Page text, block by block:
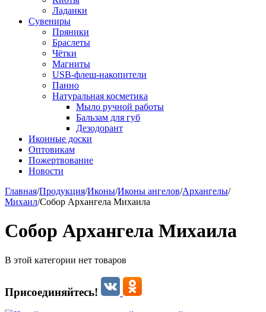
Ладанки
Сувениры
Пряники
Браслеты
Чётки
Магниты
USB-флеш-накопители
Панно
Натуральная косметика
Мыло ручной работы
Бальзам для губ
Дезодорант
Иконные доски
Оптовикам
Пожертвование
Новости
Главная/Продукция/Иконы/Иконы ангелов/Архангелы/
Михаил/Собор Архангела Михаила
Собор Архангела Михаила
В этой категории нет товаров
Присоединяйтесь!